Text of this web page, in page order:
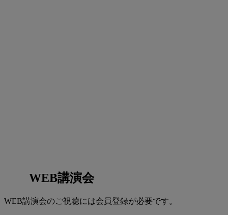
WEB講演会
WEB講演会のご視聴には会員登録が必要です。